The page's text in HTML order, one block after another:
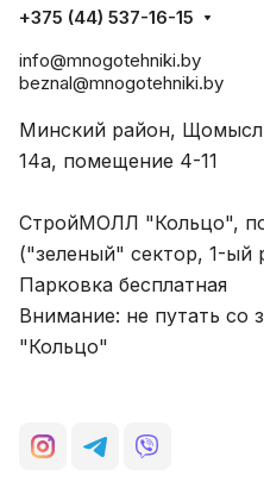
+375 (44) 537-16-15
info@mnogotehniki.by
beznal@mnogotehniki.by
Минский район,
14а, помещение 4-11
СтройМОЛЛ "Кольцо",
("зеленый" сектор, 1-ый
Парковка бесплатная
Внимание: не путать
"Кольцо"